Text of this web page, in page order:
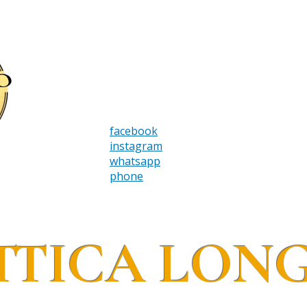
facebook
instagram
whatsapp
phone